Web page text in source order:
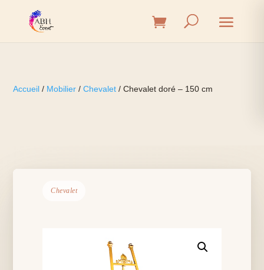
Accueil / Mobilier /Chevalet / Chevalet doré – 150 cm
Chevalet